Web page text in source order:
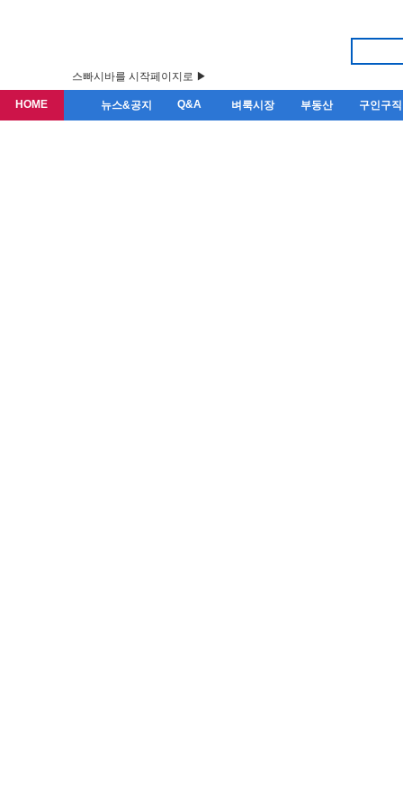
스빠시바를 시작페이지로 ▶
HOME 뉴스&공지 Q&A 벼룩시장 부동산 구인구직